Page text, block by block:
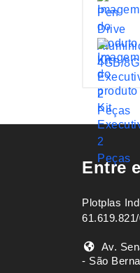
Entre
Plotplas
Av.
- São